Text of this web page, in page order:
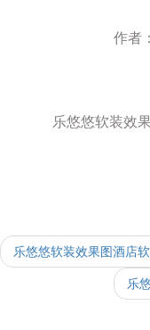
作者
乐悠悠软装效
乐悠悠软装效果图酒店
乐